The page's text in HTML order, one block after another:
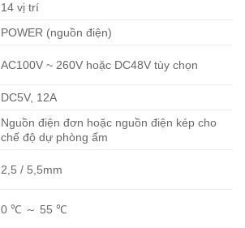
14 vị trí
POWER (nguồn điện)
AC100V ~ 260V hoặc DC48V tùy chọn
DC5V, 12A
Nguồn điện đơn hoặc nguồn điện kép cho
chế độ dự phòng ấm
2,5 / 5,5mm
0 ℃ ～ 55 ℃